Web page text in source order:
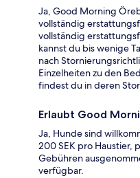
Ja, Good Morning
vollständig
vollständig
kannst du bis wenige
nach
Einzelheiten zu den
findest du in deren
Erlaubt Good
Ja, Hunde sind
200 SEK pro Haustier,
Gebühren
verfügbar.